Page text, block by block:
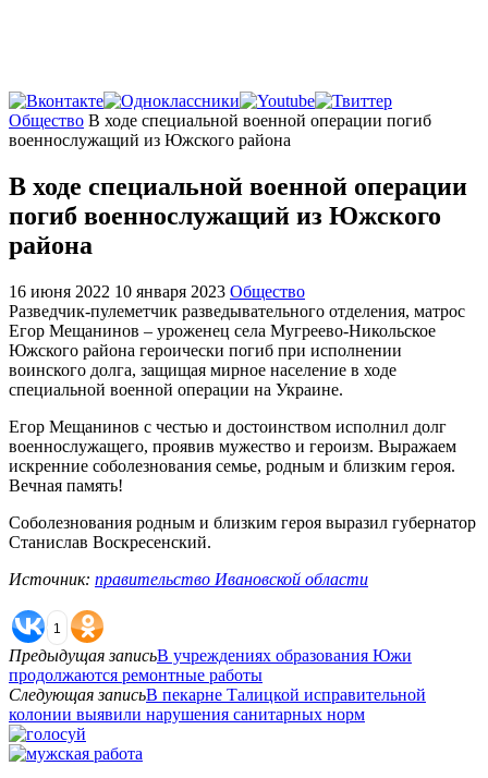
Главная
Общество В ходе специальной военной операции погиб
военнослужащий из Южского района
В ходе специальной военной операции
погиб военнослужащий из Южского
района
16 июня 2022 10 января 2023 Общество
Разведчик-пулеметчик разведывательного отделения, матрос
Егор Мещанинов – уроженец села Мугреево-Никольское
Южского района героически погиб при исполнении
воинского долга, защищая мирное население в ходе
специальной военной операции на Украине.
Егор Мещанинов с честью и достоинством исполнил долг
военнослужащего, проявив мужество и героизм. Выражаем
искренние соболезнования семье, родным и близким героя.
Вечная память!
Соболезнования родным и близким героя выразил губернатор
Станислав Воскресенский.
Источник: правительство Ивановской области
1
Предыдущая записьВ учреждениях образования Южи
продолжаются ремонтные работы
Следующая записьВ пекарне Талицкой исправительной
колонии выявили нарушения санитарных норм